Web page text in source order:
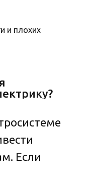
и плохих